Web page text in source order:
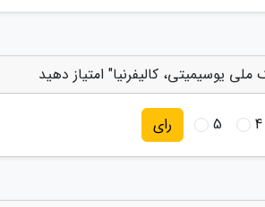
یوسیمیتی، کالیفرنیا" امتیاز دهید
4
5 رای